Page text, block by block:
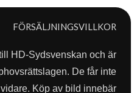
FÖRSÄLJNINGSVILLKOR
HD-Sydsvenskan och är
De får inte
Köp av bild innebär